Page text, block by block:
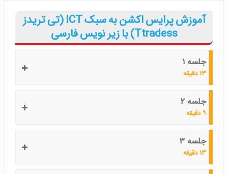
آموزش پرایس اکشن به سبک ICT (تی تریدز
Ttradess) با زیر نویس فارسی
جلسه ۱
۱۳ دقیقه
جلسه ۲
۹ دقیقه
جلسه ۳
۱۳ دقیقه